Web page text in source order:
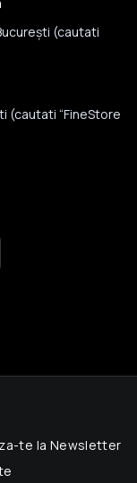
(cautati
(cautati “FineStore
te la Newsletter